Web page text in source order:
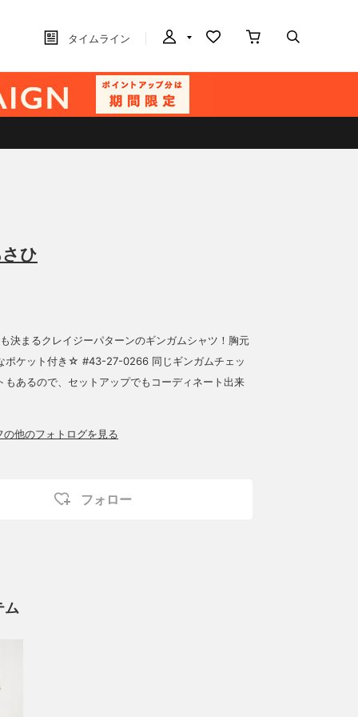
タイムライン
ひ
決まるクレイジーパターンのギンガムシャツ！胸元
ポケット付き☆ #43-27-0266 同じギンガムチェッ
もあるので、セットアップでもコーディネート出来
の他のフォトログを見る
フォロー
ム